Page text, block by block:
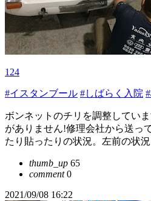
124
#イスタンブール #しばらく入院
ボンネットのチリを調整してい
がありません!修理会社から送っ
たり貼ったりの状況。左前の状
thumb_up 65
comment0
2021/09/08 16:22